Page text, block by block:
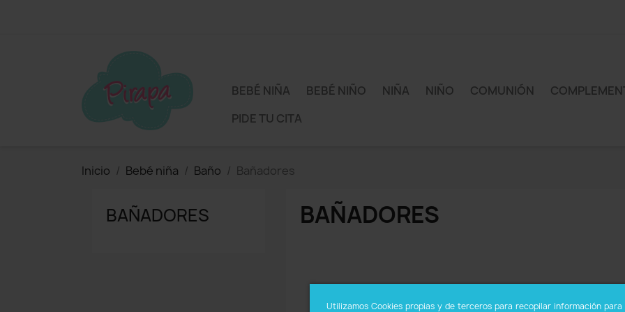
Utilizamos Cookies propias y de terceros para recopilar información
BEBÉ NIÑA BEBÉ NIÑO NIÑA NIÑO COMUNIÓN
PIDE TU CITA
Inicio Bebé niña Baño Bañadores
BAÑADORES BAÑADORES